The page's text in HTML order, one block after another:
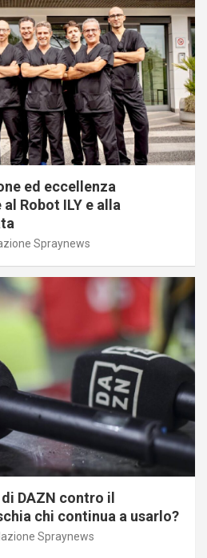
ed eccellenza
Robot ILY e alla
Spraynews
DAZN contro il
chi continua a usarlo?
Spraynews